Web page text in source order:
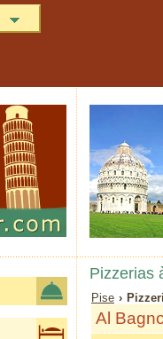
Pizzerias
Pise ›
Al